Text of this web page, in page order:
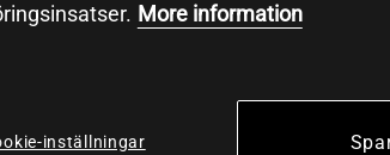
More information
inställningar